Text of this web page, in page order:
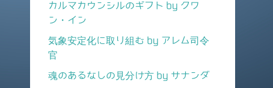
カルマカウンシルのギフト by クワ
ン・イン
気象安定化に取り組む by アレム司令
官
魂のあるなしの見分け方 by サナンダ